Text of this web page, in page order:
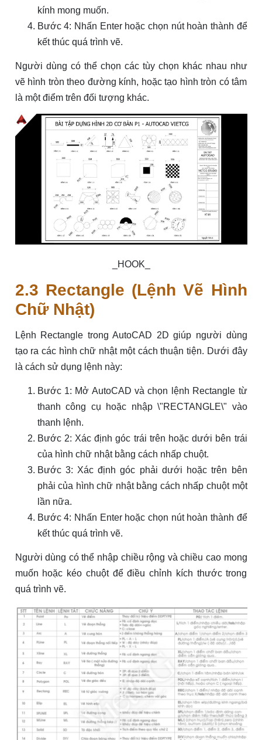
kính mong muốn.
Bước 4: Nhấn Enter hoặc chọn nút hoàn thành để
kết thúc quá trình vẽ.
Người dùng có thể chọn các tùy chọn khác nhau như
vẽ hình tròn theo đường kính, hoặc tạo hình tròn có tâm
là một điểm trên đối tượng khác.
_HOOK_
2.3 Rectangle (Lệnh Vẽ Hình
Chữ Nhật)
Lệnh Rectangle trong AutoCAD 2D giúp người dùng
tạo ra các hình chữ nhật một cách thuận tiện. Dưới đây
là cách sử dụng lệnh này:
Bước 1: Mở AutoCAD và chọn lệnh Rectangle từ
thanh công cụ hoặc nhập \"RECTANGLE\" vào
thanh lệnh.
Bước 2: Xác định góc trái trên hoặc dưới bên trái
của hình chữ nhật bằng cách nhấp chuột.
Bước 3: Xác định góc phải dưới hoặc trên bên
phải của hình chữ nhật bằng cách nhấp chuột một
lần nữa.
Bước 4: Nhấn Enter hoặc chọn nút hoàn thành để
kết thúc quá trình vẽ.
Người dùng có thể nhập chiều rộng và chiều cao mong
muốn hoặc kéo chuột để điều chỉnh kích thước trong
quá trình vẽ.